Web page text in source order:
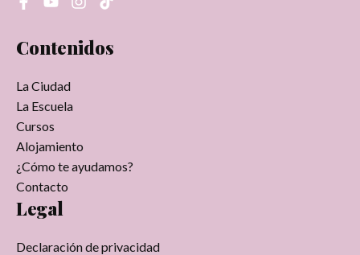
Contenidos
La Ciudad
La Escuela
Cursos
Alojamiento
¿Cómo te ayudamos?
Contacto
Legal
Declaración de privacidad